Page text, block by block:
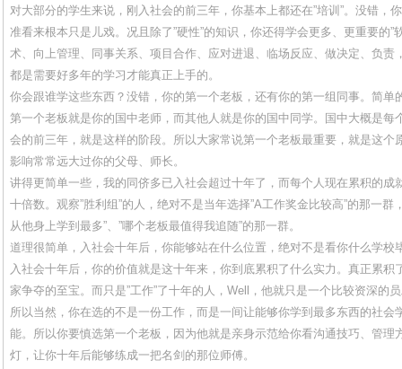
对大部分的学生来说，刚入社会的前三年，你基本上都还在”培训”。没错，
准看来根本只是儿戏。况且除了”硬性”的知识，你还得学会更多、更重要的”
术、向上管理、同事关系、项目合作、应对进退、临场反应、做决定、负责
都是需要好多年的学习才能真正上手的。
你会跟谁学这些东西？没错，你的第一个老板，还有你的第一组同事。简单
第一个老板就是你的国中老师，而其他人就是你的国中同学。国中大概是每
会的前三年，就是这样的阶段。所以大家常说第一个老板最重要，就是这个
影响常常远大过你的父母、师长。
讲得更简单一些，我的同侪多已入社会超过十年了，而每个人现在累积的成
十倍数。观察”胜利组”的人，绝对不是当年选择”A工作奖金比较高”的那一
从他身上学到最多”、”哪个老板最值得我追随”的那一群。
道理很简单，入社会十年后，你能够站在什么位置，绝对不是看你什么学校
入社会十年后，你的价值就是这十年来，你到底累积了什么实力。真正累积
家争夺的至宝。而只是”工作”了十年的人，Well，他就只是一个比较资深的
所以当然，你在选的不是一份工作，而是一间让能够你学到最多东西的社会
能。所以你要慎选第一个老板，因为他就是亲身示范给你看沟通技巧、管理
灯，让你十年后能够练成一把名剑的那位师傅。